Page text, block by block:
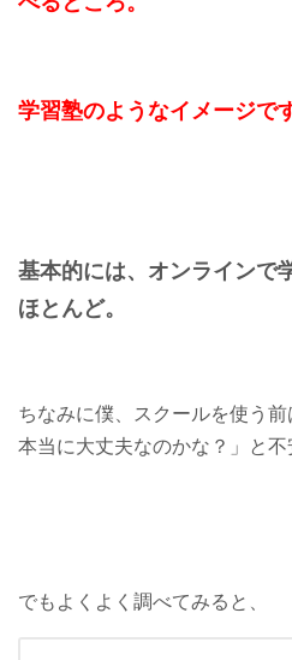
学習塾のようなイメージです
基本的には、オンラインで
ほとんど。
ちなみに僕、スクールを使う前
本当に大丈夫なのかな？」と不
でもよくよく調べてみると、